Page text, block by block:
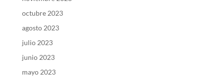
octubre 2023
agosto 2023
julio 2023
junio 2023
mayo 2023